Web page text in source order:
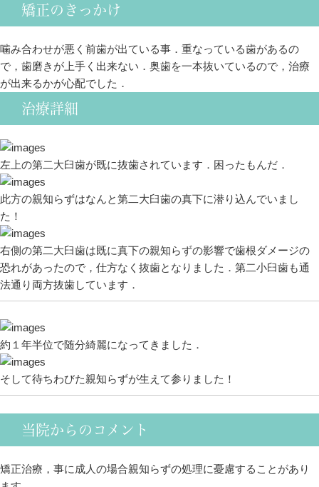
矯正のきっかけ
噛み合わせが悪く前歯が出ている事．重なっている歯があるの
で，歯磨きが上手く出来ない．奥歯を一本抜いているので，治療
が出来るかが心配でした．
治療詳細
左上の第二大臼歯が既に抜歯されています．困ったもんだ．
此方の親知らずはなんと第二大臼歯の真下に潜り込んでいまし
た！
右側の第二大臼歯は既に真下の親知らずの影響で歯根ダメージの
恐れがあったので，仕方なく抜歯となりました．第二小臼歯も通
法通り両方抜歯しています．
約１年半位で随分綺麗になってきました．
そして待ちわびた親知らずが生えて参りました！
当院からのコメント
矯正治療，事に成人の場合親知らずの処理に憂慮することがあり